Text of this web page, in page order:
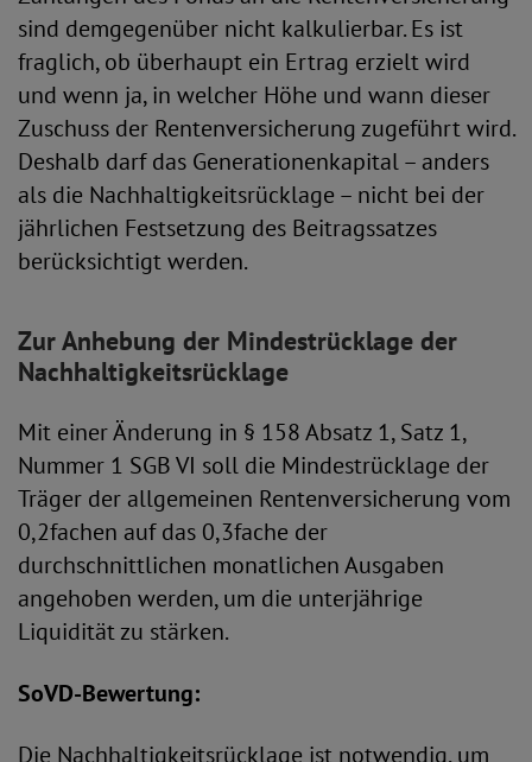
sind demgegenüber nicht kalkulierbar. Es ist
fraglich, ob überhaupt ein Ertrag erzielt wird
und wenn ja, in welcher Höhe und wann dieser
Zuschuss der Rentenversicherung zugeführt wird.
Deshalb darf das Generationenkapital – anders
als die Nachhaltigkeitsrücklage – nicht bei der
jährlichen Festsetzung des Beitragssatzes
berücksichtigt werden.
Zur Anhebung der Mindestrücklage der
Nachhaltigkeitsrücklage
Mit einer Änderung in § 158 Absatz 1, Satz 1,
Nummer 1 SGB VI soll die Mindestrücklage der
Träger der allgemeinen Rentenversicherung vom
0,2fachen auf das 0,3fache der
durchschnittlichen monatlichen Ausgaben
angehoben werden, um die unterjährige
Liquidität zu stärken.
SoVD-Bewertung:
Die Nachhaltigkeitsrücklage ist notwendig, um